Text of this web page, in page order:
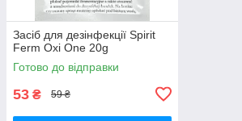
Засіб для дезінфекції Spirit
Ferm Oxi One 20g
Готово до відправки
53 ₴ 59 ₴